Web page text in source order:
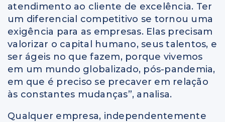
atendimento ao cliente de excelência. Ter
um diferencial competitivo se tornou uma
exigência para as empresas. Elas precisam
valorizar o capital humano, seus talentos, e
ser ágeis no que fazem, porque vivemos
em um mundo globalizado, pós-pandemia,
em que é preciso se precaver em relação
às constantes mudanças”, analisa.
Qualquer empresa, independentemente